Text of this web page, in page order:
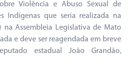
Violência e Abuso Sexual de
Indígenas que seria realizada na
Assembleia Legislativa de Mato
e deve ser reagendada em breve
estadual João Grandão,